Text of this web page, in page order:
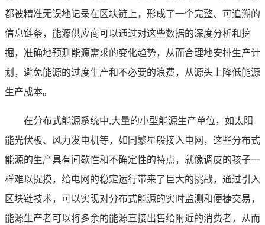
都被精准无误地记录在区块链上，形成了一个完整、可追溯的
信息链条，能源供应商可以通过对这些数据的深度分析和挖
掘，准确地预测能源需求的变化趋势，从而合理地安排生产计
划，避免能源的过度生产和不必要的浪费，从源头上降低能源
生产成本。
在分布式能源系统中,大量的小型能源生产单位，如太阳
能光伏板、风力发电机等，如同繁星般接入电网，这些分布式
能源的生产具有间歇性和不确定性的特点，就像调皮的孩子一
样难以捉摸，给电网的稳定运行带来了巨大的挑战，通过引入
区块链技术，可以实现对分布式能源的实时监测和便捷交易，
能源生产者可以将多余的能源直接出售给附近的消费者，从而